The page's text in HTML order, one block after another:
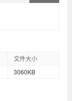
文件大小
3060KB